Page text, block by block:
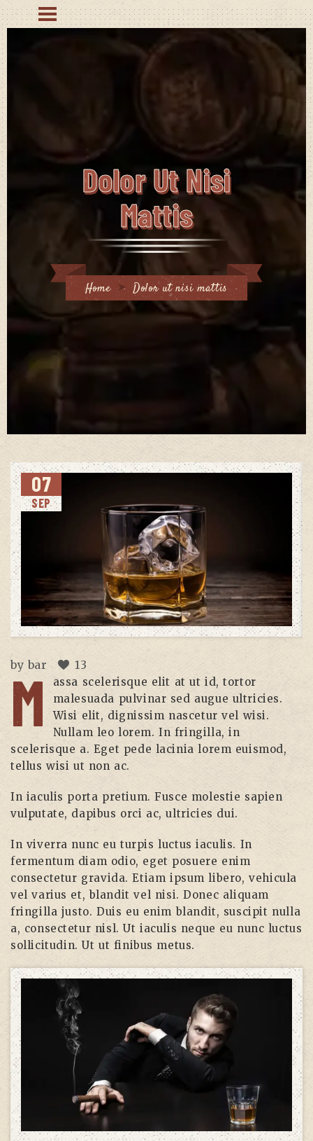
Dolor Ut Nisi
Mattis
Home Dolor ut nisi mattis
07
SEP
bybar 13
M
assa scelerisque elit at ut id, tortor
malesuada pulvinar sed augue ultricies.
Wisi elit, dignissim nascetur vel wisi.
Nullam leo lorem. In fringilla, in
scelerisque a. Eget pede lacinia lorem euismod,
tellus wisi ut non ac.
In iaculis porta pretium. Fusce molestie sapien
vulputate, dapibus orci ac, ultricies dui.
In viverra nunc eu turpis luctus iaculis. In
fermentum diam odio, eget posuere enim
consectetur gravida. Etiam ipsum libero, vehicula
vel varius et, blandit vel nisi. Donec aliquam
fringilla justo. Duis eu enim blandit, suscipit nulla
a, consectetur nisl. Ut iaculis neque eu nunc luctus
sollicitudin. Ut ut finibus metus.